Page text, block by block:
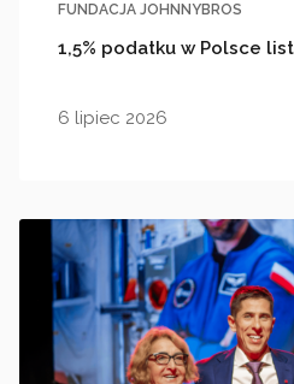
FUNDACJA JOHNNYBROS
1,5% podatku w Polsce
6 lipiec 2026